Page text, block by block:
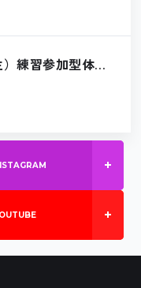
）練習参加型体験